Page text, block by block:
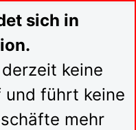
sich in
keine
und führt keine
mehr